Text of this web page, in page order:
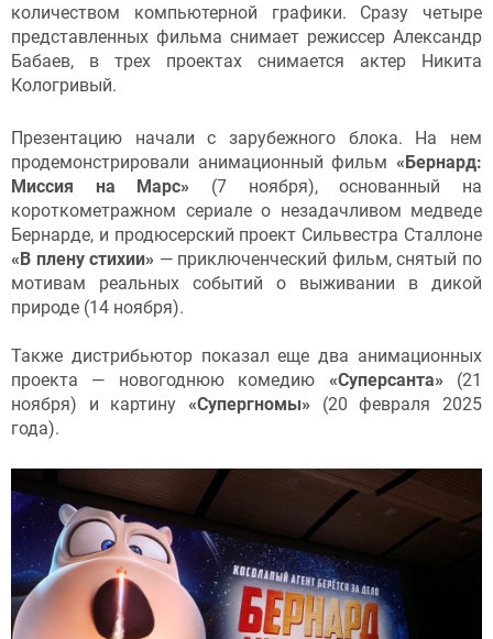
количеством компьютерной графики. Сразу четыре
представленных фильма снимает режиссер Александр
Бабаев, в трех проектах снимается актер Никита
Кологривый.
Презентацию начали с зарубежного блока. На нем
продемонстрировали анимационный фильм «Бернард:
Миссия на Марс» (7 ноября), основанный на
короткометражном сериале о незадачливом медведе
Бернарде, и продюсерский проект Сильвестра Сталлоне
«В плену стихии» — приключенческий фильм, снятый по
мотивам реальных событий о выживании в дикой
природе (14 ноября).
Также дистрибьютор показал еще два анимационных
проекта — новогоднюю комедию «Суперсанта» (21
ноября) и картину «Супергномы» (20 февраля 2025
года).